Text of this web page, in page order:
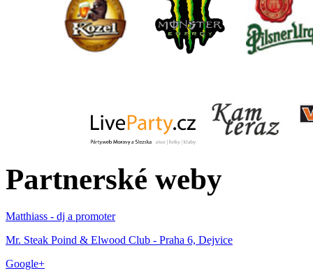
Partnerské weby
Matthiass - dj a promoter
Mr. Steak Poind & Elwood Club - Praha 6, Dejvice
Google+